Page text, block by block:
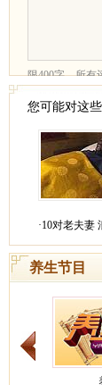
您可能对这
·10对老夫妻
养生节目